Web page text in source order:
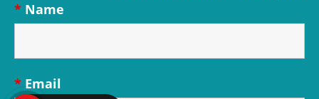
Name
*
Email
*